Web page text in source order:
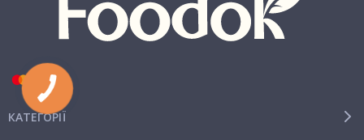
КАТЕГОРІЇ